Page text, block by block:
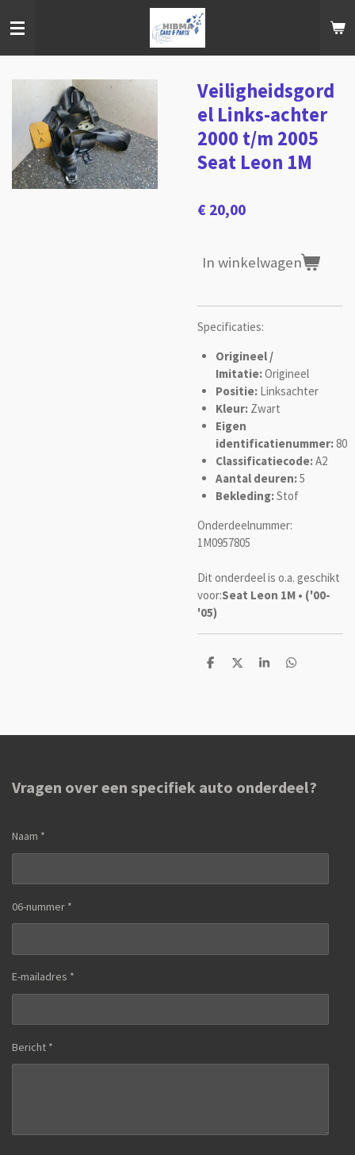
direct
hoofdinhoud
Veiligheidsgord
el Links-achter
2000 t/m 2005
Seat Leon 1M
€ 20,00
In winkelwagen
Specificaties:
Origineel /
Imitatie:Origineel
Positie: Linksachter
Kleur: Zwart
Eigen
identificatienummer:80
Classificatiecode:A2
Aantal deuren:5
Bekleding:Stof
Onderdeelnummer:
1M0957805
Dit onderdeel is o.a. geschikt
voor:Seat Leon 1M • ('00-
'05)
D
D
S
D
Vragen over een specifiek auto onderdeel?
Naam *
06-nummer *
E-mailadres *
Bericht *